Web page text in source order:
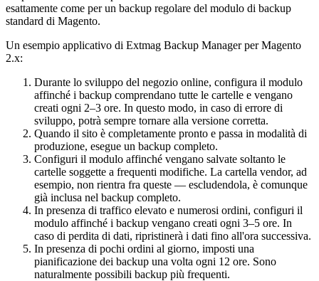
esattamente come per un backup regolare del modulo di backup
standard di Magento.
Un esempio applicativo di Extmag Backup Manager per Magento
2.x:
Durante lo sviluppo del negozio online, configura il modulo
affinché i backup comprendano tutte le cartelle e vengano
creati ogni 2–3 ore. In questo modo, in caso di errore di
sviluppo, potrà sempre tornare alla versione corretta.
Quando il sito è completamente pronto e passa in modalità di
produzione, esegue un backup completo.
Configuri il modulo affinché vengano salvate soltanto le
cartelle soggette a frequenti modifiche. La cartella vendor, ad
esempio, non rientra fra queste — escludendola, è comunque
già inclusa nel backup completo.
In presenza di traffico elevato e numerosi ordini, configuri il
modulo affinché i backup vengano creati ogni 3–5 ore. In
caso di perdita di dati, ripristinerà i dati fino all'ora successiva.
In presenza di pochi ordini al giorno, imposti una
pianificazione dei backup una volta ogni 12 ore. Sono
naturalmente possibili backup più frequenti.